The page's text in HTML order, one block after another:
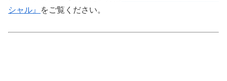
シャル』
をご覧ください。